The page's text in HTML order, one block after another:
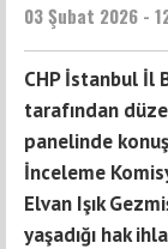
03 Şubat 2026 -
CHP İstanbul İl
tarafından
panelinde
İnceleme
Elvan Işık
yaşadığı hak